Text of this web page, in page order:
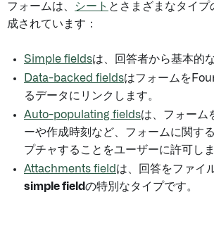
フォームは、 シート とさまざまなタイ
成されています：
Simple fieldsは、回答者から基本的
Data-backed fieldsはフォームを
るデータにリンクします。
Auto-populating fieldsは、フォーム
ーや作成時刻など、フォームに関す
プチャすることをユーザーに許可しま
Attachments fieldは、回答をファイ
simple fieldの特別なタイプです。